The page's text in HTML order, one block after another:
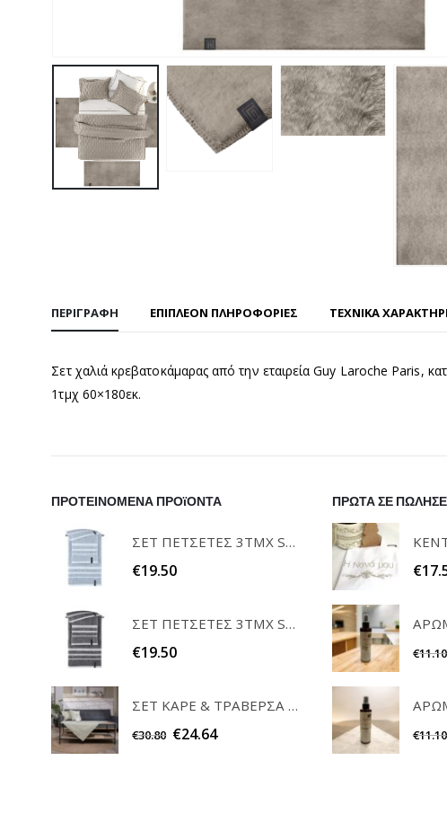
ΠΕΡΙΓΡΑΦΉ ΕΠΙΠΛΈΟΝ ΠΛΗΡΟΦΟΡΊΕΣ ΤΕΧΝΙΚΑ
Σετ χαλιά κρεβατοκάμαρας από την εταιρεία Guy Laroche Paris,
1τμχ 60×180εκ.
ΠΡΟΤΕΙΝΟΜΕΝΑ ΠΡΟϊΟΝΤΑ
ΣΕΤ ΠΕΤΣΕΤΕΣ 3ΤΜΧ SOFRANO CIELO GUY LAROCHE
€19.50
ΣΕΤ ΠΕΤΣΕΤΕΣ 3ΤΜΧ SOFRANO ANTHRACITE GUY LAROCHE
€19.50
ΣΕΤ ΚΑΡΕ & ΤΡΑΒΕΡΣΑ PEONY 08 TEORAN HOME & MORE
€30.80 €24.64
ΠΡΩΤΑ ΣΕ
€
€11.10
€11.10